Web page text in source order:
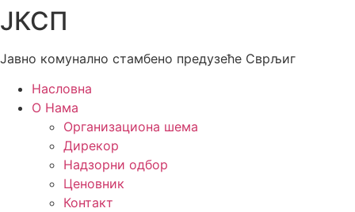
Скочите
на
садржај
ЈКСП
Јавно комунално стамбено предузеће Сврљиг
Насловна
О Нама
Организациона шема
Дирекор
Надзорни одбор
Ценовник
Контакт